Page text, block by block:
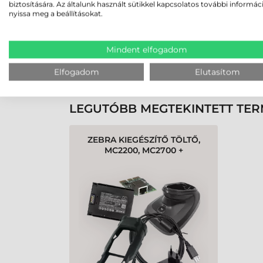
LEGUTÓBB MEGTEKINTETT
ZEBRA KIEGÉSZÍTŐ TÖLTŐ,
MC2200, MC2700 +
biztosítására. Az általunk használt sütikkel kapcsolatos további
nyissa meg a beállításokat.
Mindent elfogadom
Elfogadom Elutasítom